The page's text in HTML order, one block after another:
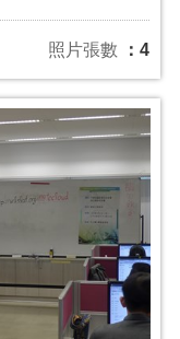
照片張數 ：4